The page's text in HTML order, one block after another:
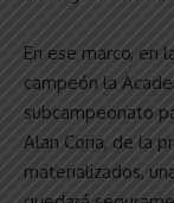
En ese marco, en
campeón la
subcampeonato
Alan Coria, de la
materializados,